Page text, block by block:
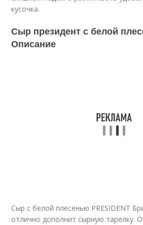
кусочка.
Сыр президент с белой
Описание
Сыр с белой плесенью PRESIDENT
отлично дополнит сырную тарелку.